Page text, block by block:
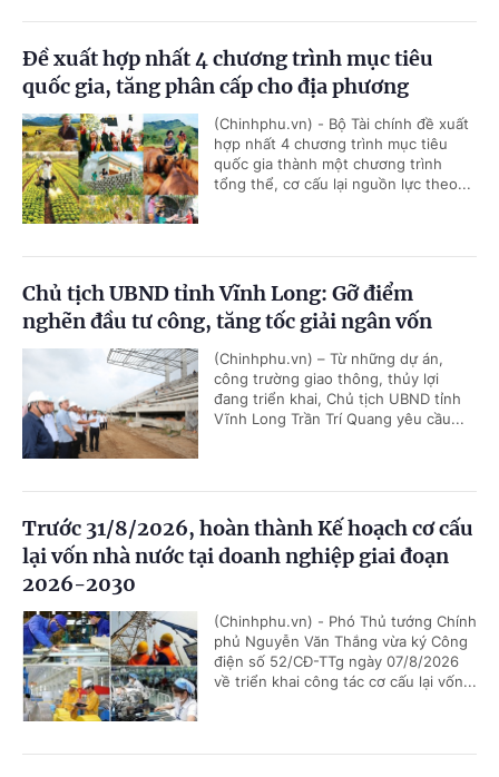
Đề xuất hợp nhất 4 chương trình mục tiêu
quốc gia, tăng phân cấp cho địa phương
(Chinhphu.vn) - Bộ Tài chính đề xuất
hợp nhất 4 chương trình mục tiêu
quốc gia thành một chương trình
tổng thể, cơ cấu lại nguồn lực theo...
Chủ tịch UBND tỉnh Vĩnh Long: Gỡ điểm
nghẽn đầu tư công, tăng tốc giải ngân vốn
(Chinhphu.vn) – Từ những dự án,
công trường giao thông, thủy lợi
đang triển khai, Chủ tịch UBND tỉnh
Vĩnh Long Trần Trí Quang yêu cầu...
Trước 31/8/2026, hoàn thành Kế hoạch cơ cấu
lại vốn nhà nước tại doanh nghiệp giai đoạn
2026-2030
(Chinhphu.vn) - Phó Thủ tướng Chính
phủ Nguyễn Văn Thắng vừa ký Công
điện số 52/CĐ-TTg ngày 07/8/2026
về triển khai công tác cơ cấu lại vốn...